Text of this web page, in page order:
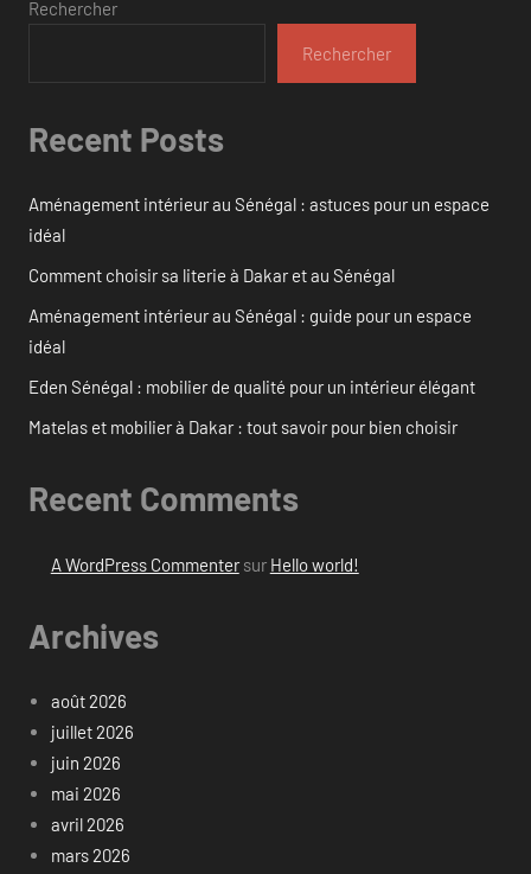
Rechercher
Rechercher
Recent Posts
Aménagement intérieur au Sénégal : astuces pour un espace
idéal
Comment choisir sa literie à Dakar et au Sénégal
Aménagement intérieur au Sénégal : guide pour un espace
idéal
Eden Sénégal : mobilier de qualité pour un intérieur élégant
Matelas et mobilier à Dakar : tout savoir pour bien choisir
Recent Comments
A WordPress Commentersur Hello world!
Archives
août 2026
juillet 2026
juin 2026
mai 2026
avril 2026
mars 2026